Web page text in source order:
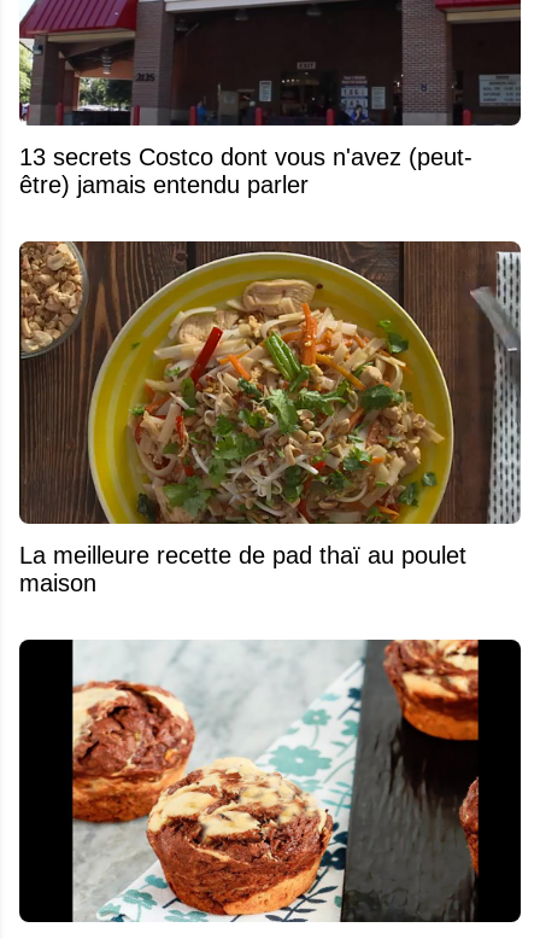
13 secrets Costco dont vous n'avez (peut-
être) jamais entendu parler
La meilleure recette de pad thaï au poulet
maison